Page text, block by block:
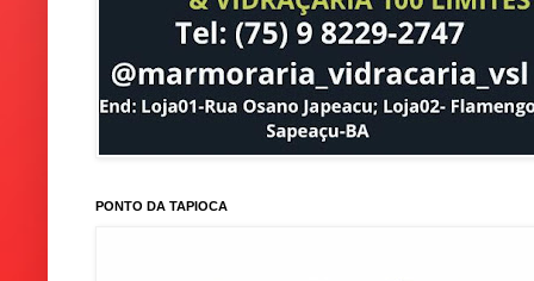
PONTO DA TAPIOCA